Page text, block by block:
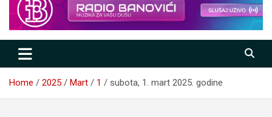
Banovići
Home 2025 Mart 1 subota, 1. mart 2025. godine